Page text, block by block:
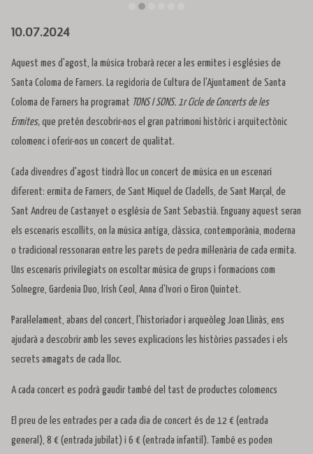
10.07.2024
Aquest mes d'agost, la música trobarà recer a les ermites i esglésies de
Santa Coloma de Farners. La regidoria de Cultura de l'Ajuntament de Santa
Coloma de Farners ha programat TONS I SONS. 1r Cicle de Concerts de les
Ermites, que pretén descobrir-nos el gran patrimoni històric i arquitectònic
colomenc i oferir-nos un concert de qualitat.
Cada divendres d'agost tindrà lloc un concert de música en un escenari
diferent: ermita de Farners, de Sant Miquel de Cladells, de Sant Marçal, de
Sant Andreu de Castanyet o església de Sant Sebastià. Enguany aquest seran
els escenaris escollits, on la música antiga, clàssica, contemporània, moderna
o tradicional ressonaran entre les parets de pedra mil·lenària de cada ermita.
Uns escenaris privilegiats on escoltar música de grups i formacions com
Solnegre, Gardenia Duo, Irish Ceol, Anna d'Ivori o Eiron Quintet.
Paral·lelament, abans del concert, l'historiador i arqueòleg Joan Llinàs, ens
ajudarà a descobrir amb les seves explicacions les històries passades i els
secrets amagats de cada lloc.
A cada concert es podrà gaudir també del tast de productes colomencs
El preu de les entrades per a cada dia de concert és de 12 € (entrada
general), 8 € (entrada jubilat) i 6 € (entrada infantil). També es poden